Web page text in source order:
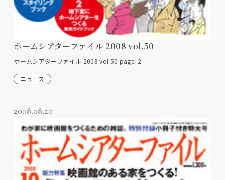
ホームシアターファイル 2008 vol.50
ホームシアターファイル 2008 vol.50 page: 2
ニュース
2008.08.20